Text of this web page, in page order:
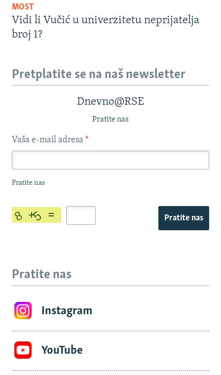
MOST
Vidi li Vučić u univerzitetu neprijatelja
broj 1?
Pretplatite se na naš newsletter
Dnevno@RSE
Pratite nas
Vaša e-mail adresa *
Pratite nas
Pratite nas
Pratite nas
Instagram
YouTube